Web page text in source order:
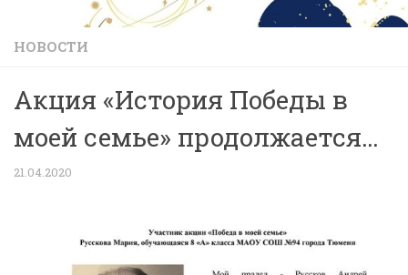
НОВОСТИ
Акция «История Победы в
моей семье» продолжается…
21.04.2020